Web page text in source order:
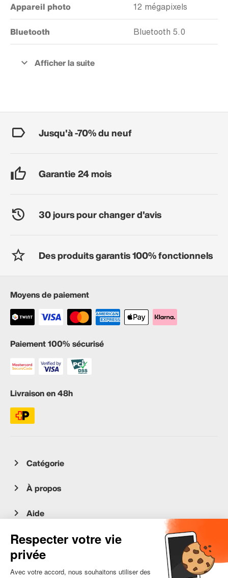
Appareil photo 12 mégapixels
Bluetooth Bluetooth 5.0
Jusqu'à -70% du neuf
Garantie 24 mois
30 jours pour changer d'avis
Des produits garantis 100% fonctionnels
Moyens de paiement
Paiement 100% sécurisé
Livraison en 48h
Catégorie
À propos
Aide
Service client
occasion.migros.mobile@recommerce.com